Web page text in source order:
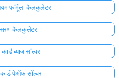
फॉर्मूला कैलकुलेटर
कैलकुलेटर
ब्याज सॉल्वर
पेऑफ सॉल्वर